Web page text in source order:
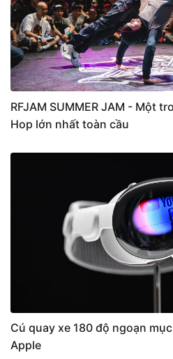
RFJAM SUMMER JAM - Một
Hop lớn nhất toàn cầu
Cú quay xe 180 độ ngoạn
Apple